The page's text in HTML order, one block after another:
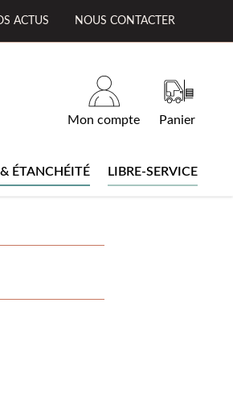
ACTUS NOUS CONTACTER
Mon compte Panier
ÉTANCHÉITÉ LIBRE-SERVICE